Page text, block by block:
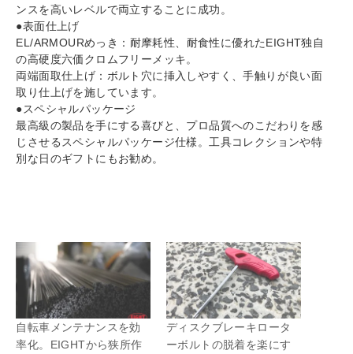
ンスを高いレベルで両立することに成功。
●表面仕上げ
EL/ARMOURめっき：耐摩耗性、耐食性に優れたEIGHT独自
の高硬度六価クロムフリーメッキ。
両端面取仕上げ：ボルト穴に挿入しやすく、手触りが良い面
取り仕上げを施しています。
●スペシャルパッケージ
最高級の製品を手にする喜びと、プロ品質へのこだわりを感
じさせるスペシャルパッケージ仕様。工具コレクションや特
別な日のギフトにもお勧め。
自転車メンテナンスを効
率化。EIGHTから狭所作
ディスクブレーキロータ
ーボルトの脱着を楽にす